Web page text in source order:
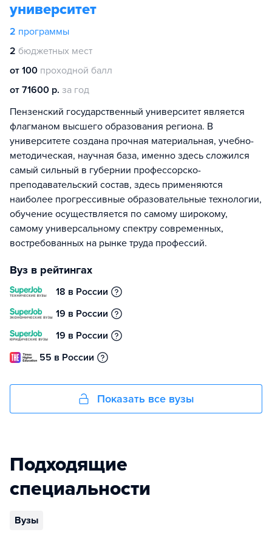
университет
2 программы
2 бюджетных мест
от 100 проходной балл
от 71600 р. за год
Пензенский государственный университет является
флагманом высшего образования региона. В
университете создана прочная материальная, учебно-
методическая, научная база, именно здесь сложился
самый сильный в губернии профессорско-
преподавательский состав, здесь применяются
наиболее прогрессивные образовательные технологии,
обучение осуществляется по самому широкому,
самому универсальному спектру современных,
востребованных на рынке труда профессий.
Вуз в рейтингах
18 в России
19 в России
19 в России
55 в России
Показать все вузы
Подходящие
специальности
Вузы